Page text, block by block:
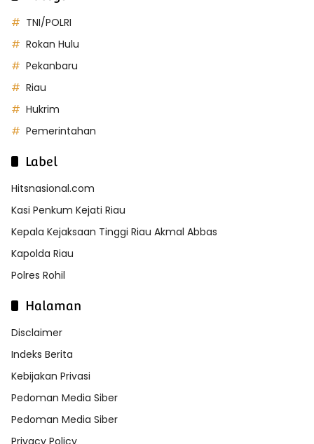
TNI/POLRI
Rokan Hulu
Pekanbaru
Riau
Hukrim
Pemerintahan
Label
Hitsnasional.com
Kasi Penkum Kejati Riau
Kepala Kejaksaan Tinggi Riau Akmal Abbas
Kapolda Riau
Polres Rohil
Halaman
Disclaimer
Indeks Berita
Kebijakan Privasi
Pedoman Media Siber
Pedoman Media Siber